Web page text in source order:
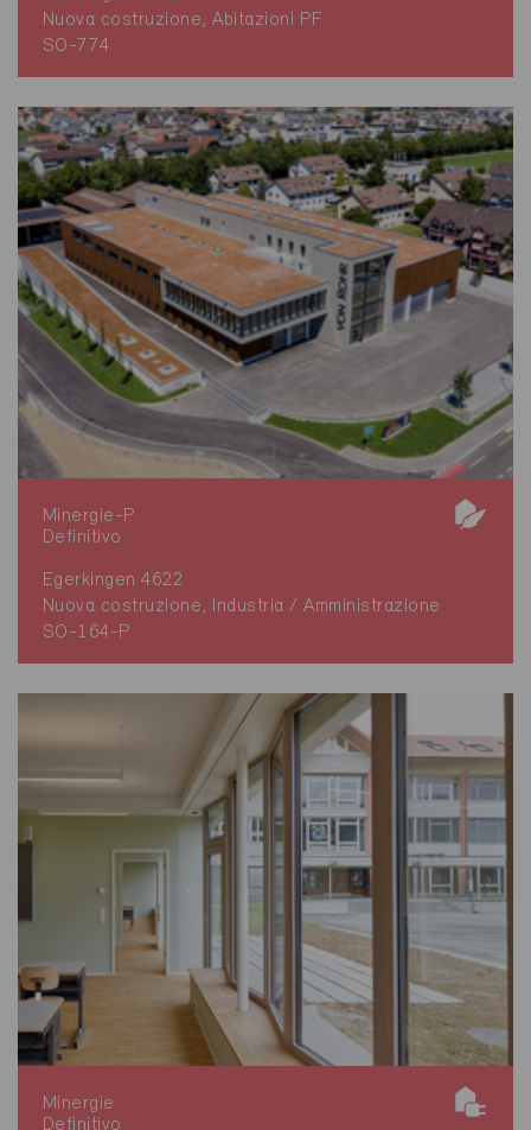
Nuova costruzione, Abitazioni PF
SO-774
Minergie-P
Definitivo
Egerkingen 4622
Nuova costruzione, Industria / Amministrazione
SO-164-P
Minergie
Definitivo